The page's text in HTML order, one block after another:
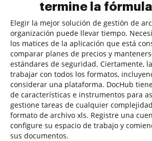
termine la
Elegir la mejor solución de gestión de
organización puede llevar tiempo.
los matices de la aplicación que está
comparar planes de precios y
estándares de seguridad. Ciertamente,
trabajar con todos los formatos,
considerar una plataforma. DocHub
de características e instrumentos para
gestione tareas de cualquier
formato de archivo xls. Registre una
configure su espacio de trabajo y
sus documentos.